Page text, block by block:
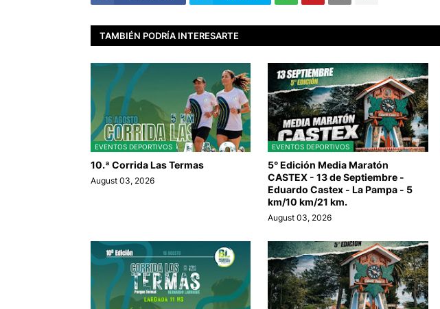
TAMBIÉN PODRÍA INTERESARTE
EVENTOS DEPORTIVOS
10.ª Corrida Las Termas
August 03, 2026
EVENTOS DEPORTIVOS
5° Edición Media Maratón
CASTEX - 13 de Septiembre -
Eduardo Castex - La Pampa - 5
km/10 km/21 km.
August 03, 2026